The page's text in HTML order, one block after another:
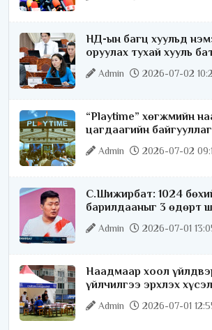
НД-ын багц хуульд
оруулах тухай хууль
Admin 2026-07-02
“Playtime” хөгжмийн
цагдаагийн
хяналт тавина
Admin 2026-07-02
С.Шижирбат: 1024
барилдааныг 3 өдөрт
найраа тун нарийн
Admin 2026-07-01
Наадмаар хоол
үйлчилгээ эрхлэх
license.mn сайтаар авч
Admin 2026-07-01